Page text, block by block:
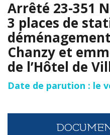
Arrêté 23-351
3 places de
Chanzy et
de l’Hôtel de
Date de parution : le